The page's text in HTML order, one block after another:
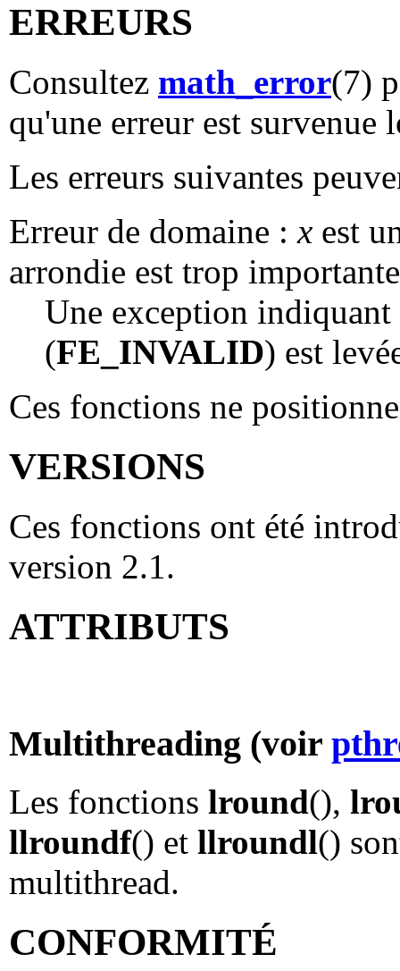
ERREURS
Consultez math_error(7)
qu'une erreur est survenue
Les erreurs suivantes
Erreur de domaine :x est
arrondie est trop importante
Une exception
(FE_INVALID) est
Ces fonctions ne
VERSIONS
Ces fonctions ont été
version 2.1.
ATTRIBUTS
Multithreading (voir
Les fonctions lround(),
llroundf() et llroundl()
multithread.
CONFORMITÉ